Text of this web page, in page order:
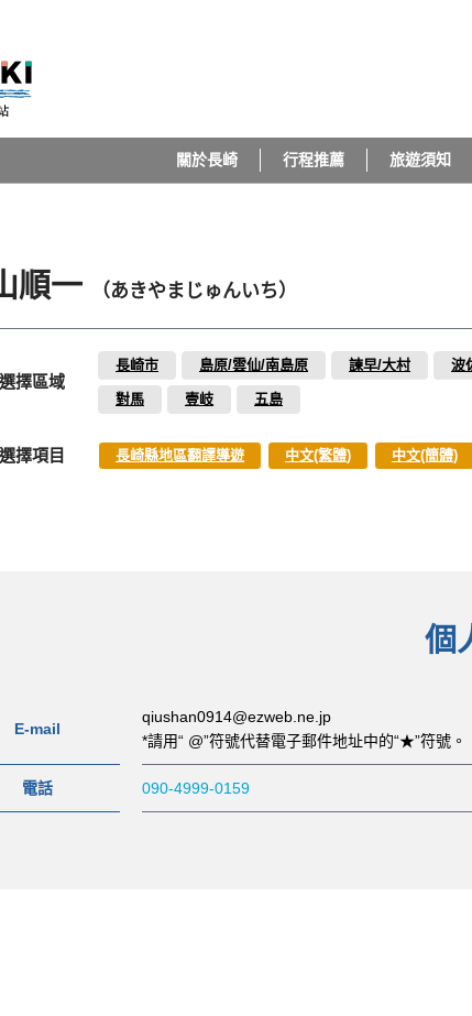
關於長崎 行程推薦 旅遊須知
順一 （あきやまじゅんいち）
選擇區域
長崎市 島原/雲仙/南島原 諫早/大村 波
對馬 壹岐 五島
選擇項目 長崎縣地區翻譯導遊 中文(繁體) 中文(簡體)
個
E-mail
qiushan0914@ezweb.ne.jp
*請用“ @”符號代替電子郵件地址中的“★”符號。
電話 090-4999-0159